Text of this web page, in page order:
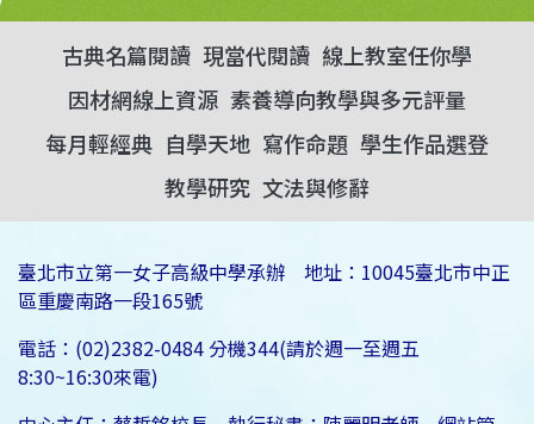
古典名篇閱讀 現當代閱讀 線上教室任你學
因材網線上資源 素養導向教學與多元評量
每月輕經典 自學天地 寫作命題 學生作品選登
教學研究 文法與修辭
臺北市立第一女子高級中學承辦 地址：10045臺北市中正
區重慶南路一段165號
電話：(02)2382-0484 分機344(請於週一至週五
8:30~16:30來電)